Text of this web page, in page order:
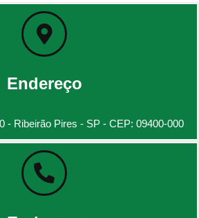
Endereço
- Ribeirão Pires - SP - CEP: 09400-000